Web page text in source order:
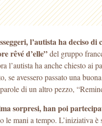
l’autista ha deciso
rêvé d’elle”del gruppo
l’autista ha anche chiesto ai
se avessero passato una
di un altro pezzo,
sorpresi, han poi
le mani a tempo. L’iniziativa è